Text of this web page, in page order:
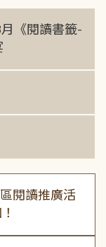
月《閱讀書籤-
區閱讀推廣活